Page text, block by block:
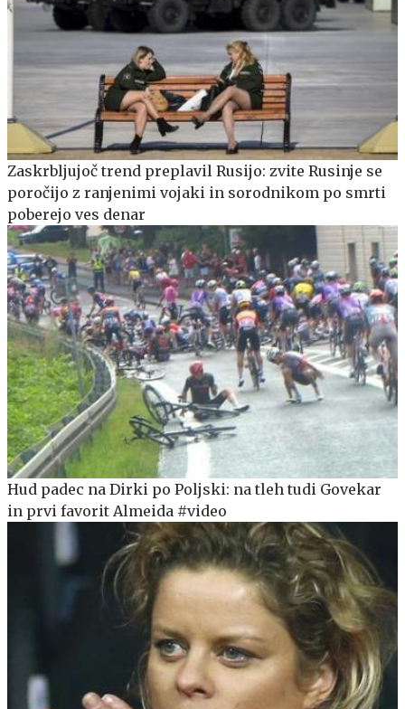
Zaskrbljujoč trend preplavil Rusijo: zvite Rusinje se
poročijo z ranjenimi vojaki in sorodnikom po smrti
poberejo ves denar
Hud padec na Dirki po Poljski: na tleh tudi Govekar
in prvi favorit Almeida #video